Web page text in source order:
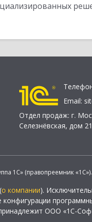
Email:
Отдел продаж: г.
Селезнёвская, дом 21
1С» (правопреемник
о компании).
ООО «1С-